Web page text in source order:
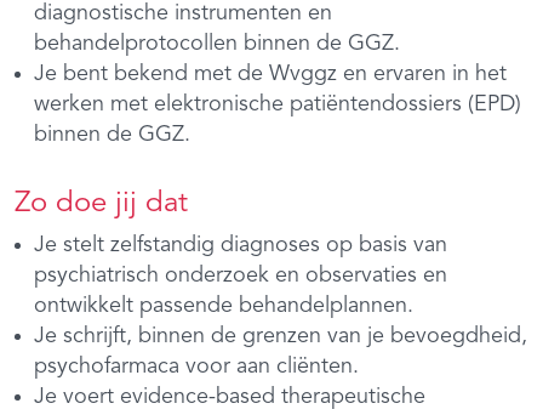
diagnostische instrumenten en
behandelprotocollen binnen de GGZ.
Je bent bekend met de Wvggz en ervaren in het
werken met elektronische patiëntendossiers (EPD)
binnen de GGZ.
Zo doe jij dat
Je stelt zelfstandig diagnoses op basis van
psychiatrisch onderzoek en observaties en
ontwikkelt passende behandelplannen.
Je schrijft, binnen de grenzen van je bevoegdheid,
psychofarmaca voor aan cliënten.
Je voert evidence-based therapeutische